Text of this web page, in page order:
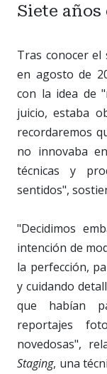
Siete
Tras conocer el
en agosto de
con la idea de
juicio, estaba
recordaremos
no innovaba
técnicas y
sentidos",
"Decidimos
intención de
la perfección,
y cuidando
que habían
reportajes
novedosas",
Staging, una